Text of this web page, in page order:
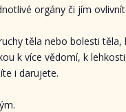
orgány či jím
těla nebo bolesti těla,
k více vědomí, k
i darujete.